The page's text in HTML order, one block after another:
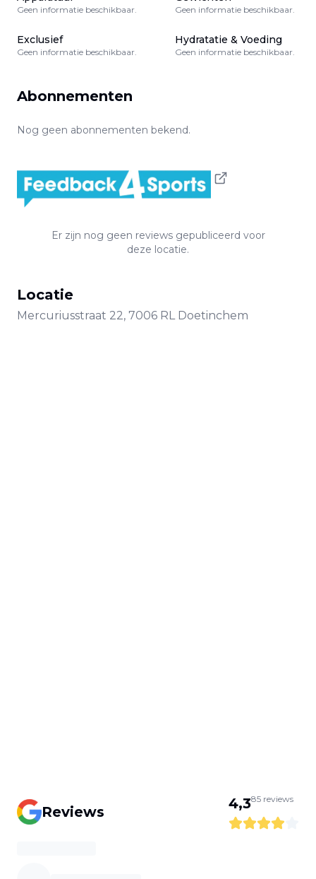
Geen informatie beschikbaar. Geen informatie beschikbaar.
Exclusief
Geen informatie beschikbaar.
Hydratatie & Voeding
Geen informatie beschikbaar.
Abonnementen
Nog geen abonnementen bekend.
Er zijn nog geen reviews gepubliceerd voor
deze locatie.
Locatie
Mercuriusstraat 22, 7006 RL Doetinchem
Reviews 4,385 reviews